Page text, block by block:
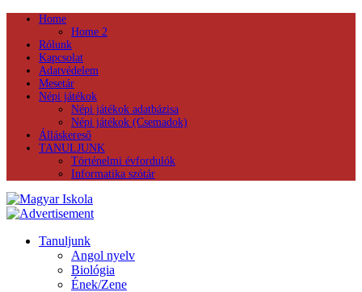
Home
Home 2
Rólunk
Kapcsolat
Adatvédelem
Mesetár
Népi játékok
Népi játékok adatbázisa
Népi játékok (Csemadok)
Álláskereső
TANULJUNK
Történelmi évfordulók
Informatika szótár
Tanuljunk
Angol nyelv
Biológia
Ének/Zene